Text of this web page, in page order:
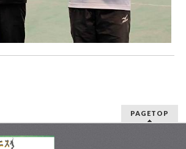
PAGETOP